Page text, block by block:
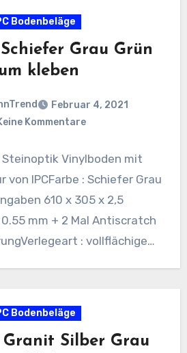
Bodenbeläge
Grau Grün
kleben
Februar 4, 2021
Kommentare
Vinylboden mit
IPCFarbe : Schiefer Grau
610 x 305 x 2,5
mm + 2 Mal Antiscratch
: vollflächige
Bodenbeläge
Granit Silber Grau